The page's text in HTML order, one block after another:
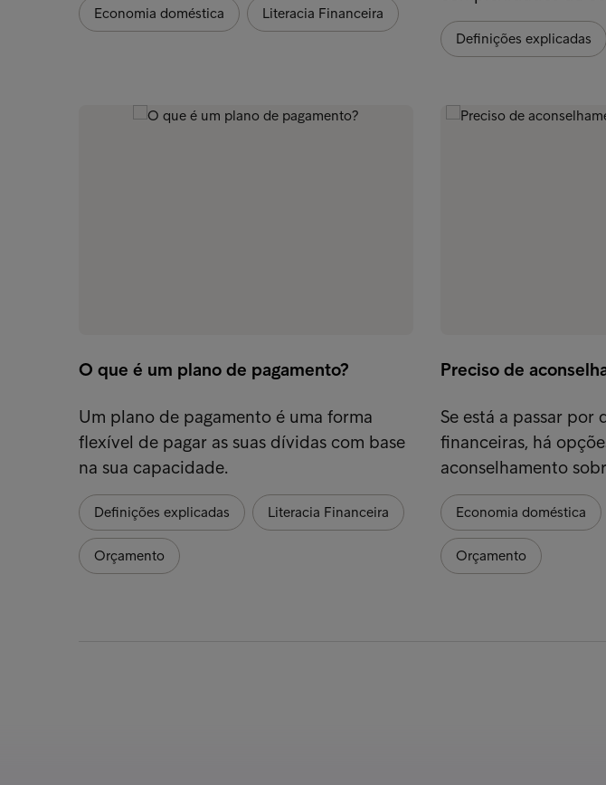
Economia doméstica Literacia Financeira
Definições explicadas
O que é um plano de pagamento?
Um plano de pagamento é uma forma
flexível de pagar as suas dívidas com base
na sua capacidade.
Definições explicadas Literacia Financeira
Orçamento
Preciso de
Se está a passar por
financeiras, há
aconselhamento
Economia doméstica
Orçamento